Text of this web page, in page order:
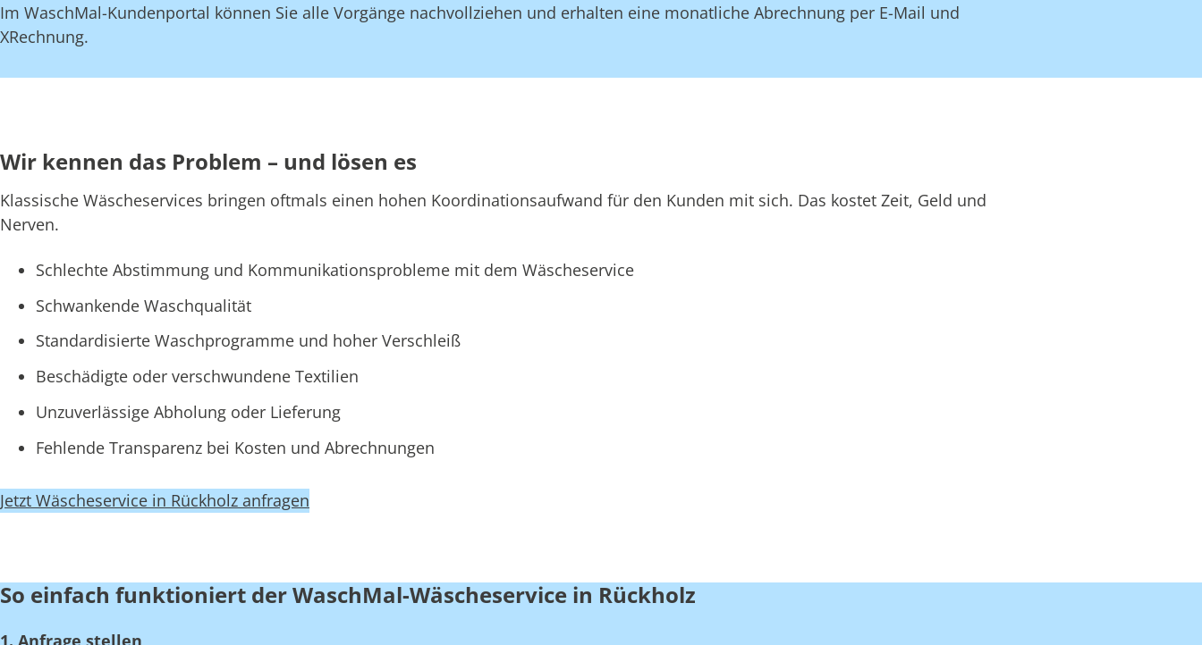
Im WaschMal-Kundenportal können Sie alle Vorgänge nachvollziehen und erhalten eine monatliche Abrechnung per E-Mail und
XRechnung.
Wir kennen das Problem – und lösen es
Klassische Wäscheservices bringen oftmals einen hohen Koordinationsaufwand für den Kunden mit sich. Das kostet Zeit, Geld und
Nerven.
Schlechte Abstimmung und Kommunikationsprobleme mit dem Wäscheservice
Schwankende Waschqualität
Standardisierte Waschprogramme und hoher Verschleiß
Beschädigte oder verschwundene Textilien
Unzuverlässige Abholung oder Lieferung
Fehlende Transparenz bei Kosten und Abrechnungen
Jetzt Wäscheservice in Rückholz anfragen
So einfach funktioniert der WaschMal-Wäscheservice in Rückholz
1. Anfrage stellen